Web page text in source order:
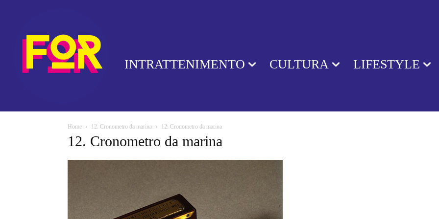
INTRATTENIMENTO CULTURA LIFESTYLE
Home 12. Cronometro da marina 12. Cronometro da marina
12. Cronometro da marina